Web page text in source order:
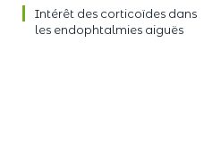
Intérêt des corticoïdes dans
les endophtalmies aiguës